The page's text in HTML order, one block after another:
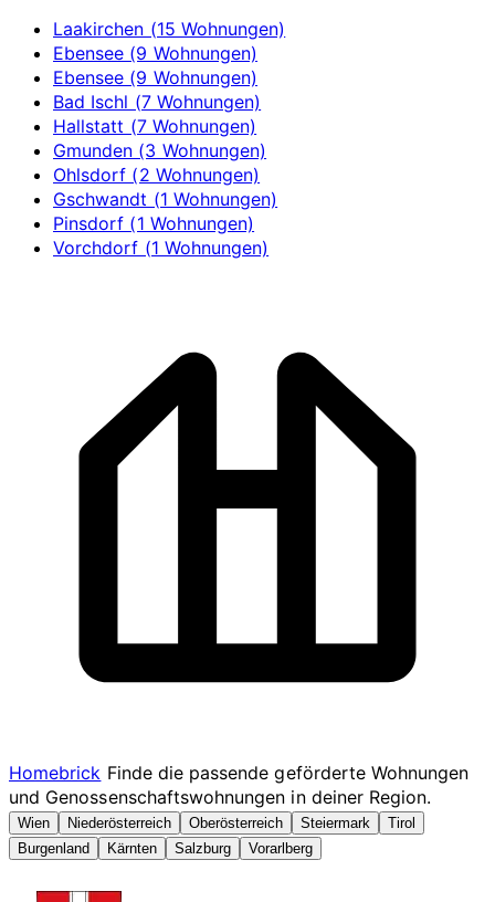
Laakirchen (15 Wohnungen)
Ebensee (9 Wohnungen)
Ebensee (9 Wohnungen)
Bad Ischl (7 Wohnungen)
Hallstatt (7 Wohnungen)
Gmunden (3 Wohnungen)
Ohlsdorf (2 Wohnungen)
Gschwandt (1 Wohnungen)
Pinsdorf (1 Wohnungen)
Vorchdorf (1 Wohnungen)
Homebrick Finde die passende geförderte Wohnungen
und Genossenschaftswohnungen in deiner Region.
Wien Niederösterreich Oberösterreich Steiermark
Tirol
Burgenland
Kärnten Salzburg Vorarlberg